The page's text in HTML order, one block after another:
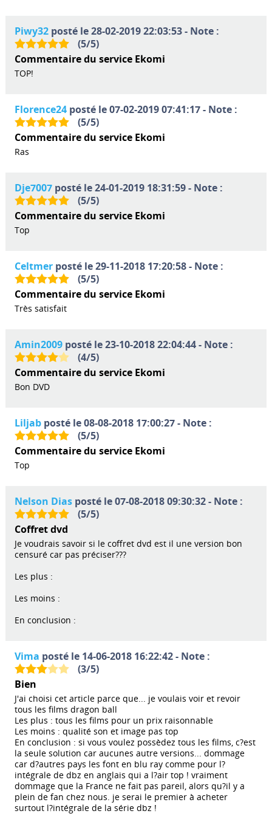
Piwy32posté le 28-02-2019 22:03:53 - Note :
(5/5)
Commentaire du service Ekomi
TOP!
Florence24posté le 07-02-2019 07:41:17 - Note :
(5/5)
Commentaire du service Ekomi
Ras
Dje7007posté le 24-01-2019 18:31:59 - Note :
(5/5)
Commentaire du service Ekomi
Top
Celtmerposté le 29-11-2018 17:20:58 - Note :
(5/5)
Commentaire du service Ekomi
Très satisfait
Amin2009posté le 23-10-2018 22:04:44 - Note :
(4/5)
Commentaire du service Ekomi
Bon DVD
Liljabposté le 08-08-2018 17:00:27 - Note :
(5/5)
Commentaire du service Ekomi
Top
Nelson Diasposté le 07-08-2018 09:30:32 - Note :
(5/5)
Coffret dvd
Je voudrais savoir si le coffret dvd est il une version bon
censuré car pas préciser???
Les plus :
Les moins :
En conclusion :
Vima posté le 14-06-2018 16:22:42 - Note :
(3/5)
Bien
J'ai choisi cet article parce que... je voulais voir et revoir
tous les films dragon ball
Les plus : tous les films pour un prix raisonnable
Les moins : qualité son et image pas top
En conclusion : si vous voulez possèdez tous les films, c?est
la seule solution car aucunes autre versions... dommage
car d?autres pays les font en blu ray comme pour l?
intégrale de dbz en anglais qui a l?air top ! vraiment
dommage que la France ne fait pas pareil, alors qu?il y a
plein de fan chez nous. je serai le premier à acheter
surtout l?intégrale de la série dbz !